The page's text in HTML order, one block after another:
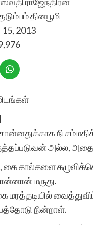
தினபூமி
15, 2013
நி
அல்ல, அதை நீ
கை கால்களை
மருது.
மரத்தடியில்
நின்றாள்.